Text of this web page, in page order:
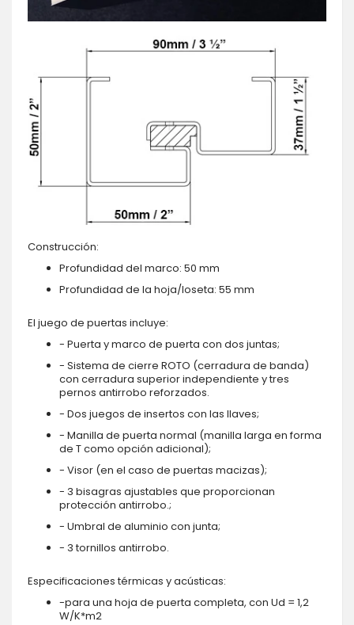
Construcción:
Profundidad del marco: 50 mm
Profundidad de la hoja/loseta: 55 mm
El juego de puertas incluye:
- Puerta y marco de puerta con dos juntas;
- Sistema de cierre ROTO (cerradura de banda)
con cerradura superior independiente y tres
pernos antirrobo reforzados.
- Dos juegos de insertos con las llaves;
- Manilla de puerta normal (manilla larga en forma
de T como opción adicional);
- Visor (en el caso de puertas macizas);
- 3 bisagras ajustables que proporcionan
protección antirrobo.;
- Umbral de aluminio con junta;
- 3 tornillos antirrobo.
Especificaciones térmicas y acústicas:
-para una hoja de puerta completa, con Ud = 1,2
W/K*m2